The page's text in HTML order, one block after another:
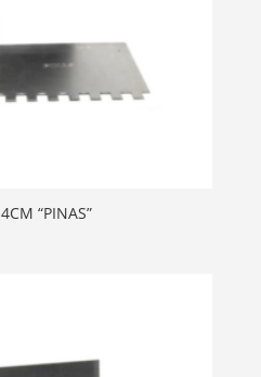
“PINAS”